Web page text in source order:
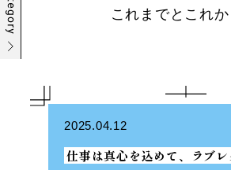
事例集
採用情報
これまでとこれか
2025.04.12
仕事は真心を込めて、ラブ